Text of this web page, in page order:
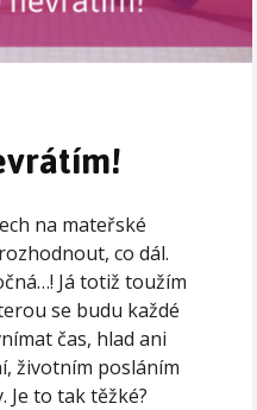
na mateřské
co dál.
Já totiž toužím
se budu každé
čas, hlad ani
životním posláním
Je to tak těžké?